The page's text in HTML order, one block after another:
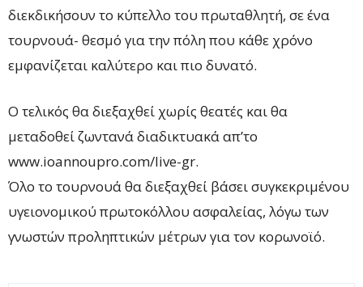
διεκδικήσουν το κύπελλο του πρωταθλητή, σε ένα
τουρνουά- θεσμό για την πόλη που κάθε χρόνο
εμφανίζεται καλύτερο και πιο δυνατό.
Ο τελικός θα διεξαχθεί χωρίς θεατές και θα
μεταδοθεί ζωντανά διαδικτυακά απ’το
www.ioannoupro.com/live-gr.
Όλο το τουρνουά θα διεξαχθεί βάσει συγκεκριμένου
υγειονομικού πρωτοκόλλου ασφαλείας, λόγω των
γνωστών προληπτικών μέτρων για τον κορωνοϊό.